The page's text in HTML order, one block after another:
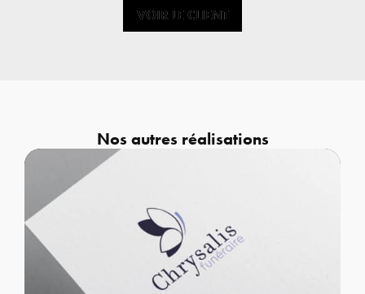
VOIR LE CLIENT
VOIR LE CLIENT
Nos autres réalisations